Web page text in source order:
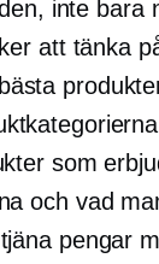
inte bara
att tänka
som
och vad
pengar